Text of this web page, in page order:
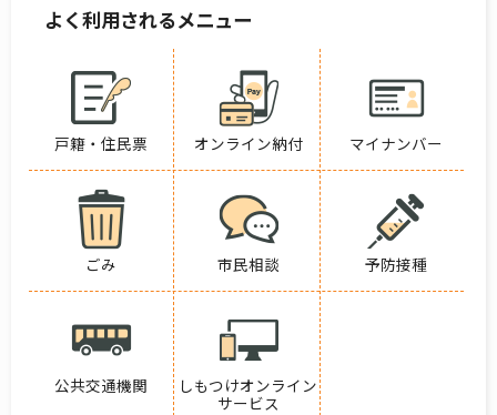
よく利用されるメニュー
戸籍・住民票 オンライン納付 マイナンバー
ごみ 市民相談 予防接種
公共交通機関
しもつけオンライン
サービス